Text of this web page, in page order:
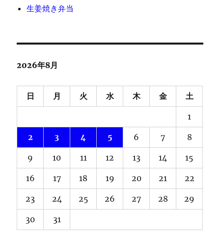
生姜焼き弁当
2026年8月
日 月 火 水 木 金 土
1
2 3 4 5 6 7 8
9 10 11 12 13 14 15
16 17 18 19 20 21 22
23 24 25 26 27 28 29
30 31